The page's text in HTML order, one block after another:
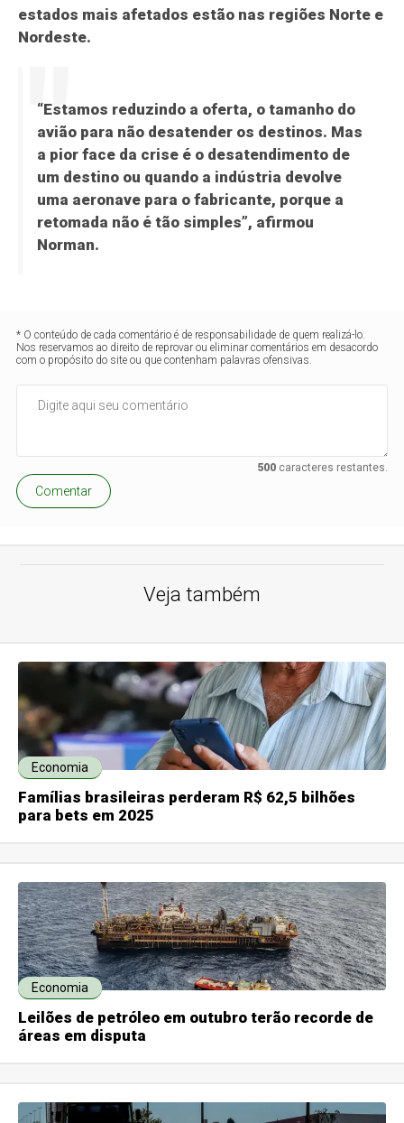
estados mais afetados estão nas regiões Norte e
Nordeste.
“Estamos reduzindo a oferta, o tamanho do
avião para não desatender os destinos. Mas
a pior face da crise é o desatendimento de
um destino ou quando a indústria devolve
uma aeronave para o fabricante, porque a
retomada não é tão simples”, afirmou
Norman.
* O conteúdo de cada comentário é de responsabilidade de quem realizá-lo.
Nos reservamos ao direito de reprovar ou eliminar comentários em desacordo
com o propósito do site ou que contenham palavras ofensivas.
500caracteres restantes.
Comentar
Veja também
Economia
Famílias brasileiras perderam R$ 62,5 bilhões
para bets em 2025
Economia
Leilões de petróleo em outubro terão recorde de
áreas em disputa